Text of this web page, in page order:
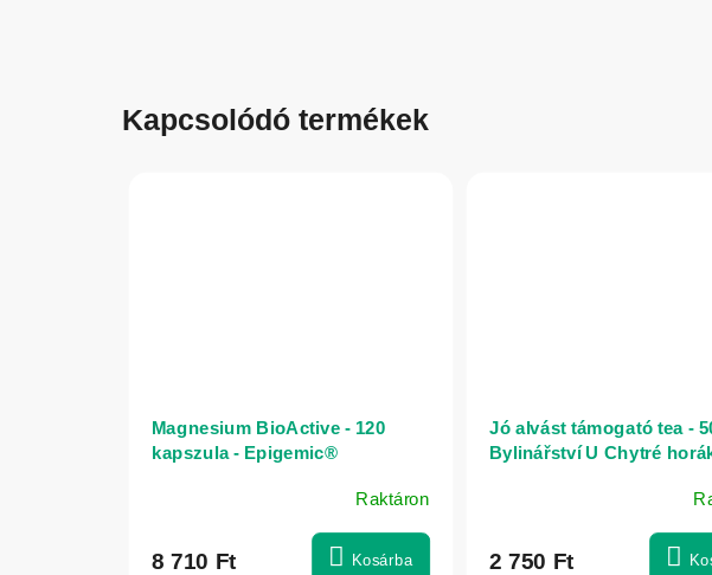
Kapcsolódó termékek
Magnesium BioActive - 120
kapszula - Epigemic®
Raktáron
8 710 Ft Kosárba
Jó alvást támogató tea -
Bylinářství U Chytré
2 750 Ft